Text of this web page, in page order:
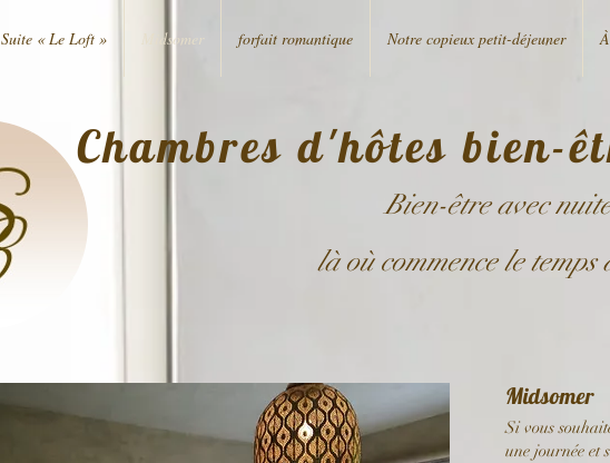
Suite « Le Loft » Midsomer forfait romantique Notre copieux petit-déjeuner
Chambres d'hôtes bien-
Bien-être avec
là où commence le temps
Midsomer
Si vous
une journée et